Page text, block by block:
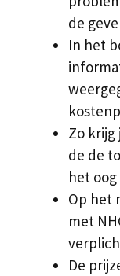
de
In het
Zo
de de
het
Op het
met
De